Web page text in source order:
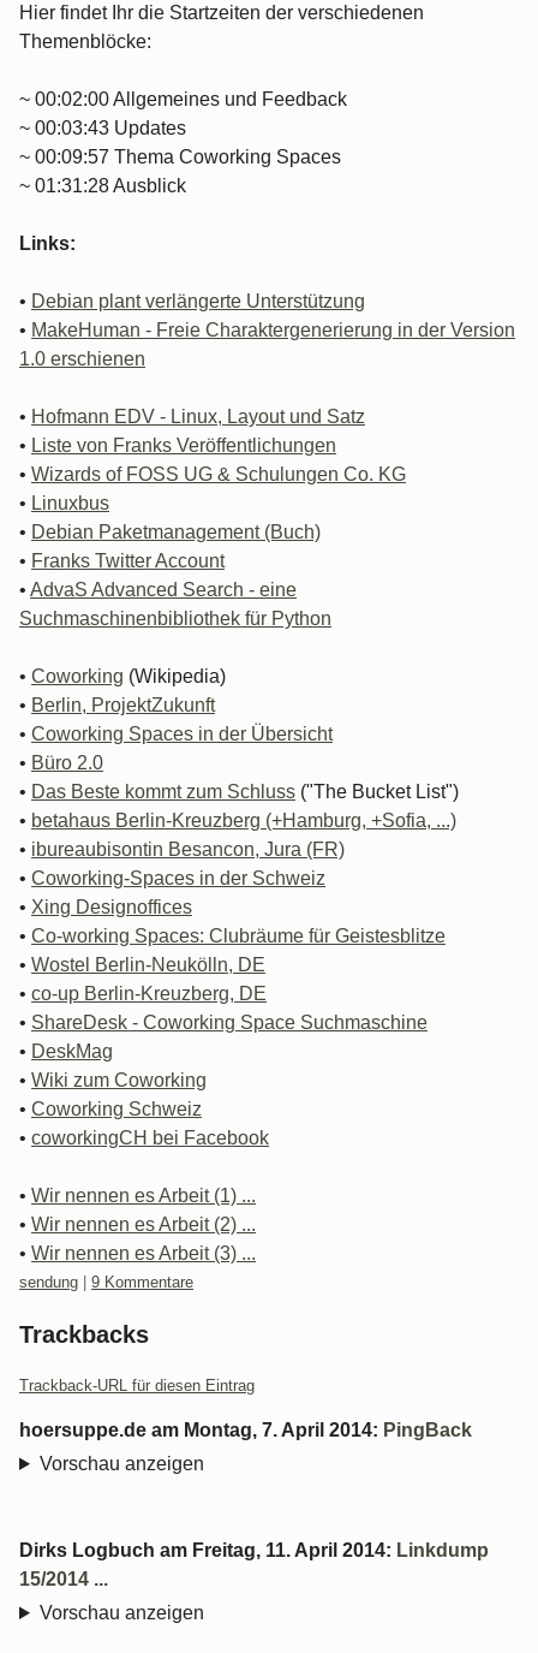
Hier findet Ihr die Startzeiten der verschiedenen
Themenblöcke:
~ 00:02:00 Allgemeines und Feedback
~ 00:03:43 Updates
~ 00:09:57 Thema Coworking Spaces
~ 01:31:28 Ausblick
Links:
• Debian plant verlängerte Unterstützung
• MakeHuman - Freie Charaktergenerierung in der Version
1.0 erschienen
• Hofmann EDV - Linux, Layout und Satz
• Liste von Franks Veröffentlichungen
• Wizards of FOSS UG & Schulungen Co. KG
• Linuxbus
• Debian Paketmanagement (Buch)
• Franks Twitter Account
• AdvaS Advanced Search - eine
Suchmaschinenbibliothek für Python
• Coworking (Wikipedia)
• Berlin, ProjektZukunft
• Coworking Spaces in der Übersicht
• Büro 2.0
• Das Beste kommt zum Schluss ("The Bucket List")
• betahaus Berlin-Kreuzberg (+Hamburg, +Sofia, ...)
• ibureaubisontin Besancon, Jura (FR)
• Coworking-Spaces in der Schweiz
• Xing Designoffices
• Co-working Spaces: Clubräume für Geistesblitze
• Wostel Berlin-Neukölln, DE
• co-up Berlin-Kreuzberg, DE
• ShareDesk - Coworking Space Suchmaschine
• DeskMag
• Wiki zum Coworking
• Coworking Schweiz
• coworkingCH bei Facebook
• Wir nennen es Arbeit (1) ...
• Wir nennen es Arbeit (2) ...
• Wir nennen es Arbeit (3) ...
Kategorien:
sendung 9 Kommentare
Trackbacks
Trackback-URL für diesen Eintrag
hoersuppe.de am Montag, 7. April 2014: PingBack
Vorschau anzeigen
Dirks Logbuch am Freitag, 11. April 2014: Linkdump
15/2014 ...
Vorschau anzeigen